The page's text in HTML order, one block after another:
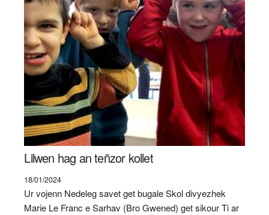
Lilwen hag an teñzor kollet
18/01/2024
Ur vojenn Nedeleg savet get bugale Skol divyezhek
Marie Le Franc e Sarhav (Bro Gwened) get sikour Ti ar